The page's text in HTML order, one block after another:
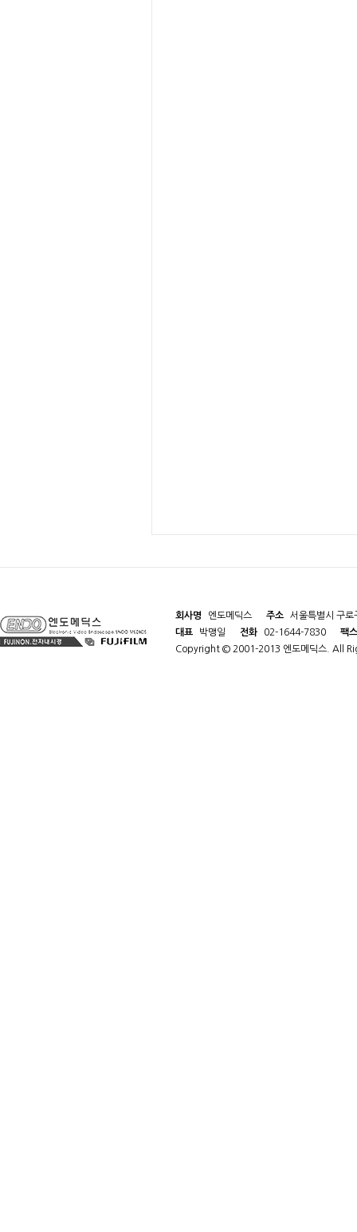
회사명 엔도메딕스 주소
서울특별시 구
대표
박맹일 전화 02-1644-7830
팩스
Copyright © 2001-2013 엔도메딕스. All